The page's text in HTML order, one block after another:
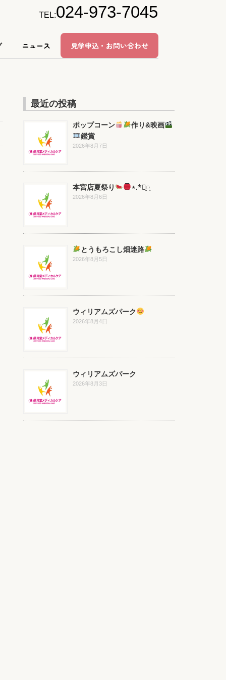
ニュース 見学申込・お問い合わせ
TEL:024-973-7045
最近の投稿
ポップコーン
作り&映画
鑑賞
2026年8月7日
本宮店夏祭り ⋆.*⃝̥◌̥
2026年8月6日
とうもろこし畑迷路
2026年8月5日
ウィリアムズパーク
2026年8月4日
ウィリアムズパーク
2026年8月3日